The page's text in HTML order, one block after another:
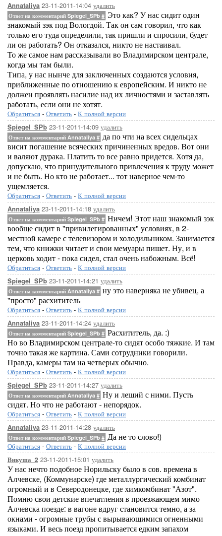
Annataliya 23-11-2011-14:04 удалить
Ответ на комментарий Spiegel_SPb # Это как? У нас сидит один
знакомый зэк под Вологдой. Так он сам говорил, что как
только его туда определили, так пришли и спросили, будет
ли он работать? Он отказался, никто не настаивал.
То же самое нам рассказывали во Владимирском централе,
когда мы там были.
Типа, у нас нынче для заключенных создаются условия,
приближенные по отношению к европейским. И никто не
должен проявлять насилие над их личностями и заставлять
работать, если они не хотят.
Обратиться - Ответить - К полной версии
Spiegel_SPb 23-11-2011-14:09 удалить
Ответ на комментарий Annataliya # да по чти на всех сидельцах
висит погашение всяческих причиненных вредов. Вот они
и валяют дурака. Платить то все равно придется. Хотя да,
допускаю, что принудительного привлечения к труду может
и не быть. Но кто не работает... тот наверное чем-то
ущемляется.
Обратиться - Ответить - К полной версии
Annataliya 23-11-2011-14:18 удалить
Ответ на комментарий Spiegel_SPb # Ничем! Этот наш знакомый зэк
вообще сидит в "привилегированных" условиях, в 2-
местной камере с телевизором и холодильником. Занимается
тем, что книжки читает и свои мемуары пишет. Ну, и в
церковь ходит - пока сидел, стал очень набожным. Всё!
Обратиться - Ответить - К полной версии
Spiegel_SPb 23-11-2011-14:21 удалить
Ответ на комментарий Annataliya # ну это наверняка не убивец, а
"просто" расхититель
Обратиться - Ответить - К полной версии
Annataliya 23-11-2011-14:24 удалить
Ответ на комментарий Spiegel_SPb # Расхититель, да. :)
Но во Владимирском централе-то сидят особо тяжкие. И там
точно такая же картина. Сами сотрудники говорили.
Правда, камеры там на четверых обычно.
Обратиться - Ответить - К полной версии
Spiegel_SPb 23-11-2011-14:27 удалить
Ответ на комментарий Annataliya # Ну и леший с ними. Пусть
сидят. Но что не работают - непорядок.
Обратиться - Ответить - К полной версии
Annataliya 23-11-2011-14:28 удалить
Ответ на комментарий Spiegel_SPb # Да не то слово!)
Обратиться - Ответить - К полной версии
Викуша_2 23-11-2011-15:01 удалить
У нас нечто подобное Норильску было в сов. времена в
Алчевске, (Коммунарске) где металлургический комбинат
огромный и в Северодонецке, где химкомбинат "Азот".
Помню свои детские впечатления в проезжающем мимо
Алчевска поезде: в вагоне вдруг становится темно, а за
окнами - огромные трубы с вырывающимися огненными
языками. И весь поезд пропитывается едким запахом